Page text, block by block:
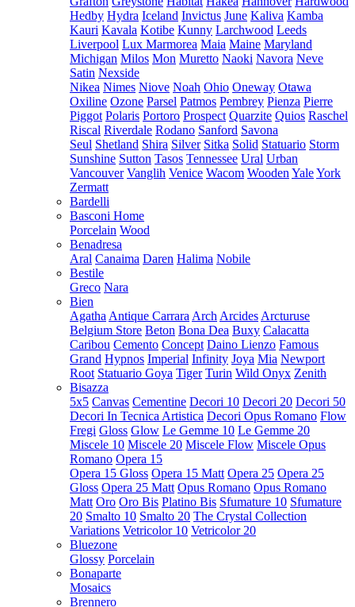
Hedby Hydra Iceland Invictus June Kaliva Kamba
Kauri Kavala Kotibe Kunny Larchwood Leeds
Liverpool Lux Marmorea Maia Maine Maryland
Michigan Milos Mon Muretto Naoki Navora Neve
Satin Nexside
Nikea Nimes Niove Noah Ohio Oneway Otawa
Oxiline Ozone Parsel Patmos Pembrey Pienza Pierre
Piggot Polaris Portoro Prospect Quarzite Quios Raschel
Riscal Riverdale Rodano Sanford Savona
Seul Shetland Shira Silver Sitka Solid Statuario Storm
Sunshine Sutton Tasos Tennessee Ural Urban
Vancouver Vanglih Venice Wacom Wooden YaleYork
Zermatt
Bardelli
Basconi Home
Porcelain Wood
Benadresa
Aral Canaima Daren Halima Nobile
Bestile
Greco Nara
Bien
Agatha Antique Carrara Arch Arcides Arcturuse
Belgium Store Beton Bona Dea Buxy Calacatta
Caribou Cemento Concept Daino Lienzo Famous
Grand Hypnos Imperial Infinity Joya Mia Newport
Root Statuario Goya Tiger Turin Wild Onyx Zenith
Bisazza
5x5 Canvas Cementine Decori 10 Decori 20 Decori 50
Decori In Tecnica Artistica Decori Opus Romano Flow
Fregi Gloss Glow Le Gemme 10 Le Gemme 20
Miscele 10 Miscele 20 Miscele Flow Miscele Opus
Romano Opera 15
Opera 15 Gloss Opera 15 Matt Opera 25 Opera 25
Gloss Opera 25 Matt Opus Romano Opus Romano
Matt Oro Oro Bis Platino Bis Sfumature 10 Sfumature
20 Smalto 10 Smalto 20 The Crystal Collection
Variations Vetricolor 10 Vetricolor 20
Bluezone
Glossy Porcelain
Bonaparte
Mosaics
Brennero